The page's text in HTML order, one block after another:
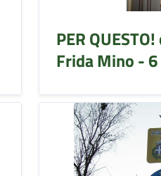
PER
Frida Mino -